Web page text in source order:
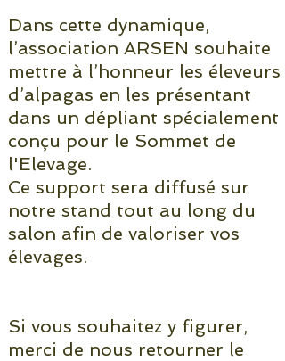
Dans cette dynamique,
l’association ARSEN souhaite
mettre à l’honneur les éleveurs
d’alpagas en les présentant
dans un dépliant spécialement
conçu pour le Sommet de
l'Elevage.
Ce support sera diffusé sur
notre stand tout au long du
salon afin de valoriser vos
élevages.
Si vous souhaitez y figurer,
merci de nous retourner le